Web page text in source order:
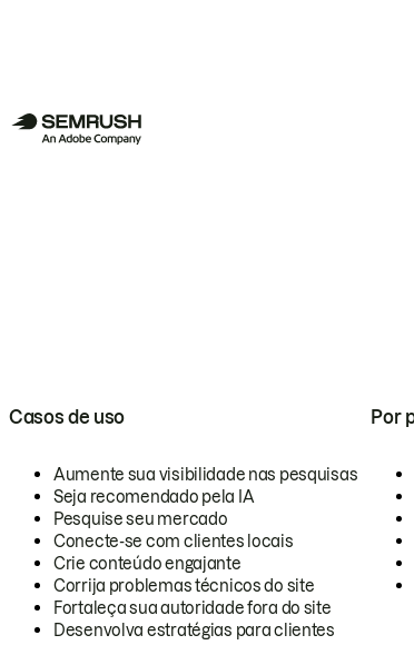
Casos de uso
Aumente sua visibilidade nas pesquisas
Seja recomendado pela IA
Pesquise seu mercado
Conecte-se com clientes locais
Crie conteúdo engajante
Corrija problemas técnicos do site
Fortaleça sua autoridade fora do site
Desenvolva estratégias para clientes
Por